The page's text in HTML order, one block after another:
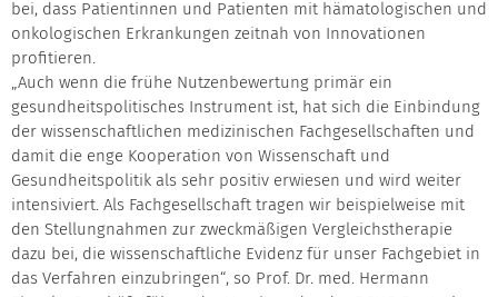
bei, dass Patientinnen und Patienten mit hämatologischen und
onkologischen Erkrankungen zeitnah von Innovationen
profitieren.
„Auch wenn die frühe Nutzenbewertung primär ein
gesundheitspolitisches Instrument ist, hat sich die Einbindung
der wissenschaftlichen medizinischen Fachgesellschaften und
damit die enge Kooperation von Wissenschaft und
Gesundheitspolitik als sehr positiv erwiesen und wird weiter
intensiviert. Als Fachgesellschaft tragen wir beispielweise mit
den Stellungnahmen zur zweckmäßigen Vergleichstherapie
dazu bei, die wissenschaftliche Evidenz für unser Fachgebiet in
das Verfahren einzubringen“, so Prof. Dr. med. Hermann